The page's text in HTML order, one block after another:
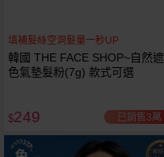
填補髮絲空洞髮量一秒UP
韓國 THE FACE SHOP~自然遮
色氣墊髮粉(7g) 款式可選
$249 已銷售3萬